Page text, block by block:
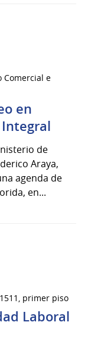
Comercial e
en
de
Araya,
agenda de
en...
primer piso
Laboral